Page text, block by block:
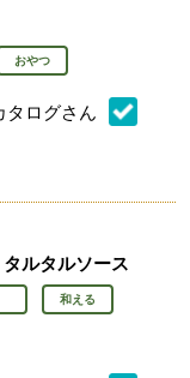
おやつ
タログさん
ルタルソース
和える